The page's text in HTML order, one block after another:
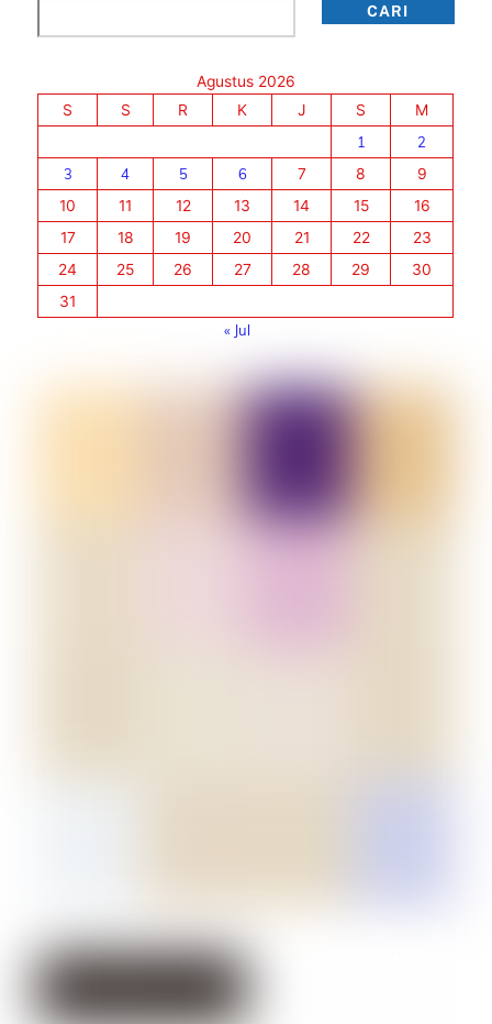
CARI
Agustus 2026
S
S R K J S
M
1
2
3
4 5 6 7 8
9
10
11 12 13 14 15
16
17
18 19 20 21 22
23
24
25 26 27 28 29
30
31
« Jul